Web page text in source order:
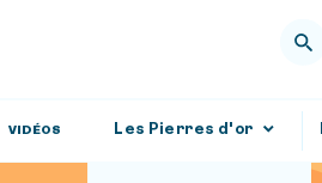
VIDÉOS Les Pierres d'or